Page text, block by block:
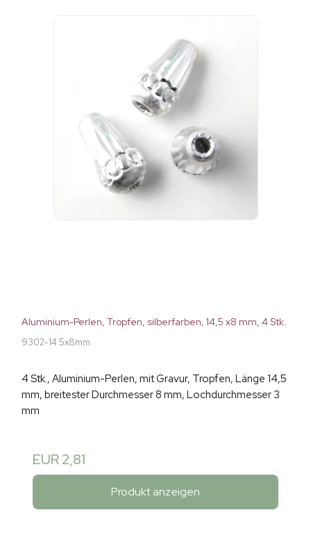
Aluminium-Perlen, Tropfen, silberfarben, 14,5 x8 mm, 4 Stk.
9302-14.5x8mm
4 Stk., Aluminium-Perlen, mit Gravur, Tropfen, Länge 14,5
mm, breitester Durchmesser 8 mm, Lochdurchmesser 3
mm
EUR 2,81
Produkt anzeigen